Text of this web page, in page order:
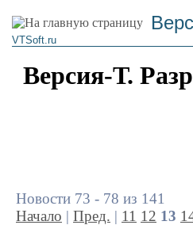
VTSoft.ru
Версия-Т.
Новости 73 - 78 из 141
Начало | Пред. | 11 12 13